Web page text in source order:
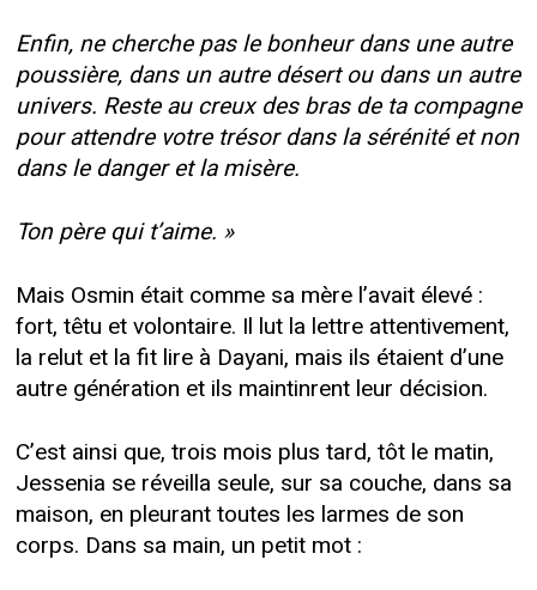
Enfin, ne cherche pas le bonheur dans une autre
poussière, dans un autre désert ou dans un autre
univers. Reste au creux des bras de ta compagne
pour attendre votre trésor dans la sérénité et non
dans le danger et la misère.
Ton père qui t’aime. »
Mais Osmin était comme sa mère l’avait élevé :
fort, têtu et volontaire. Il lut la lettre attentivement,
la relut et la fit lire à Dayani, mais ils étaient d’une
autre génération et ils maintinrent leur décision.
C’est ainsi que, trois mois plus tard, tôt le matin,
Jessenia se réveilla seule, sur sa couche, dans sa
maison, en pleurant toutes les larmes de son
corps. Dans sa main, un petit mot :